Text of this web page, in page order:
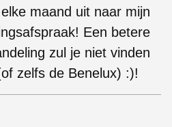
maand uit naar mijn
Een betere
zul je niet vinden
zelfs de Benelux) :)!